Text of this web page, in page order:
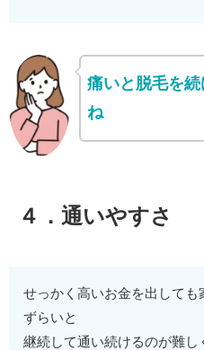
痛いと脱毛を
ね
４．通いやすさ
せっかく高いお金を出しても
ずらいと
継続して通い続けるのが難し